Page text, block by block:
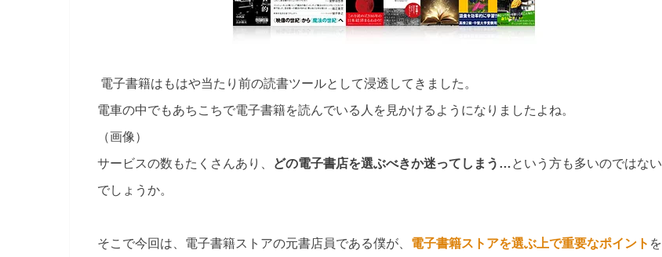
電子書籍はもはや当たり前の読書ツールとして浸透してきました。
電車の中でもあちこちで電子書籍を読んでいる人を見かけるようになりましたよね。
（画像）
サービスの数もたくさんあり、
どの電子書店を選ぶべきか迷ってしまう…という方も多いのではない
でしょうか。
そこで今回は、電子書籍ストアの元書店員である僕が、 電子書籍ストアを選ぶ上で重要なポイント を